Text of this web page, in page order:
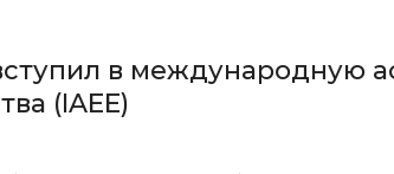
в международную
(IAEE)